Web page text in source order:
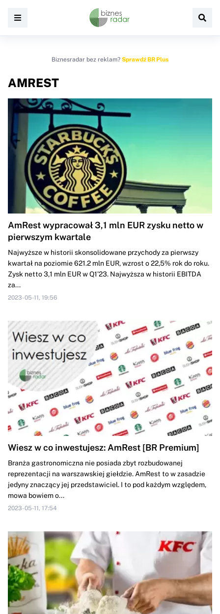
Biznesradar bez reklam? Sprawdź BR Plus
AMREST
AmRest wypracował 3,1 mln EUR zysku netto w
pierwszym kwartale
Najwyższe w historii skonsolidowane przychody za pierwszy
kwartał na poziomie 621.2 mln EUR, wzrost o 22,5% rok do roku.
Zysk netto 3,1 mln EUR w Q1’23. Najwyższa w historii EBITDA
za...
2023-05-11, 19:56
Wiesz w co inwestujesz: AmRest [BR Premium]
Branża gastronomiczna nie posiada zbyt rozbudowanej
reprezentacji na warszawskiej giełdzie. AmRest to w zasadzie
jedyny znaczący jej przedstawiciel. I to pod każdym względem,
mowa bowiem o...
2023-05-11, 17:54